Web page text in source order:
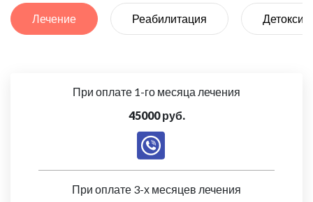
Лечение Реабилитация
При оплате 1-го месяца лечения
45000 руб.
При оплате 3-х месяцев лечения